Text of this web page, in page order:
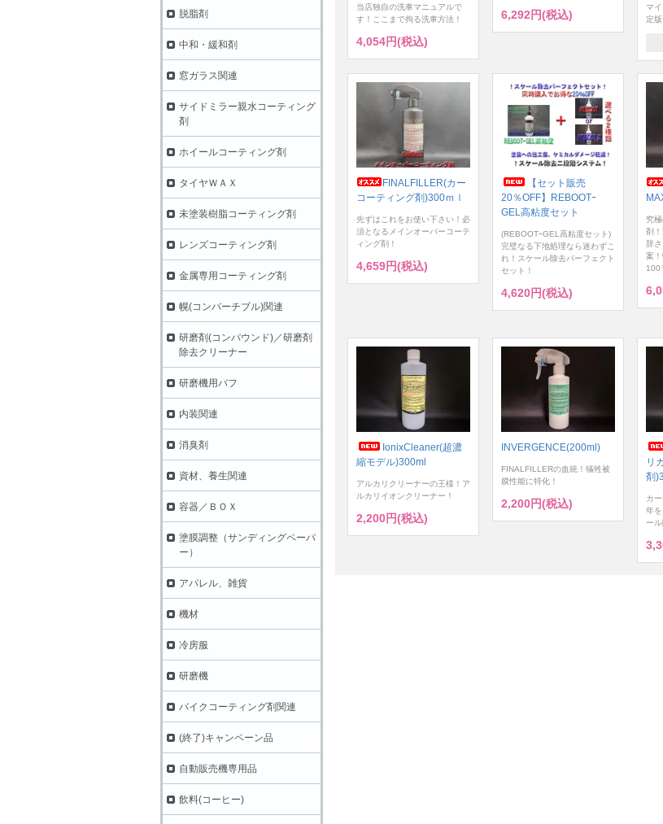
当店独自の洗車マニュアルで
す！ここまで拘る洗車方法！
4,054円(税込)
6,292円(税込)
マ
定版
FINALFILLER(カー
コーティング剤)300ｍｌ
先ずはこれをお使い下さい！必
須となるメインオーバーコーテ
ィング剤！
4,659円(税込)
【セット販売
20％OFF】REBOOTｰ
GEL高粘度セット
(REBOOTｰGEL高粘度セット)
完璧なる下地処理なら迷わずこ
れ！スケール除去パーフェクト
セット！
4,620円(税込)
究
剤
辞
案
100
IonixCleaner(超濃
縮モデル)300ml
アルカリクリーナーの王様！ア
ルカリイオンクリーナー！
2,200円(税込)
INVERGENCE(200ml)
FINALFILLERの血統！犠牲被
膜性能に特化！
2,200円(税込)
リ
剤
カ
年
ー
脱脂剤
中和・緩和剤
窓ガラス関連
サイドミラー親水コーティング
剤
ホイールコーティング剤
タイヤＷＡＸ
未塗装樹脂コーティング剤
レンズコーティング剤
金属専用コーティング剤
幌(コンバーチブル)関連
研磨剤(コンパウンド)／研磨剤
除去クリーナー
研磨機用バフ
内装関連
消臭剤
資材、養生関連
容器／ＢＯＸ
塗膜調整（サンディングペーパ
ー）
アパレル、雑貨
機材
冷房服
研磨機
バイクコーティング剤関連
(終了)キャンペーン品
自動販売機専用品
飲料(コーヒー)